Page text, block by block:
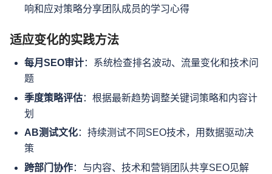
响和应对策略分享团队成员的学习心得
适应变化的实践方法
每月SEO审计：系统检查排名波动、流量变化和技术问
题
季度策略评估：根据最新趋势调整关键词策略和内容计
划
AB测试文化：持续测试不同SEO技术，用数据驱动决
策
跨部门协作：与内容、技术和营销团队共享SEO见解